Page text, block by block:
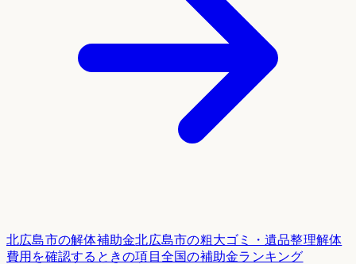
北広島市の解体補助金北広島市の粗大ゴミ・遺品整理解体
費用を確認するときの項目 全国の補助金ランキング